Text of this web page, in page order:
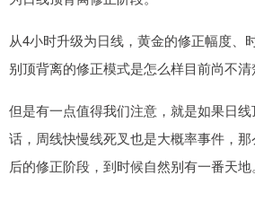
从4小时升级为日线，黄金的修正幅度、
别顶背离的修正模式是怎么样目前尚不清
但是有一点值得我们注意，就是如果日
话，周线快慢线死叉也是大概率事件，
后的修正阶段，到时候自然别有一番天地。